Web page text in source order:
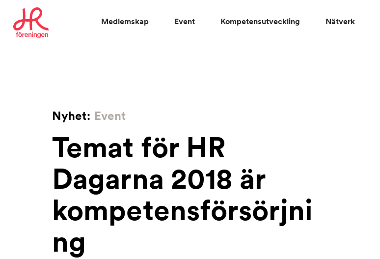
Medlemskap Event Kompetensutveckling Nätverk
|
Nyhet: Event
Temat för HR
Dagarna 2018 är
kompetensförsörjni
ng